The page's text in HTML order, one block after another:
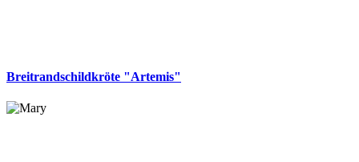
Breitrandschildkröte "Artemis"